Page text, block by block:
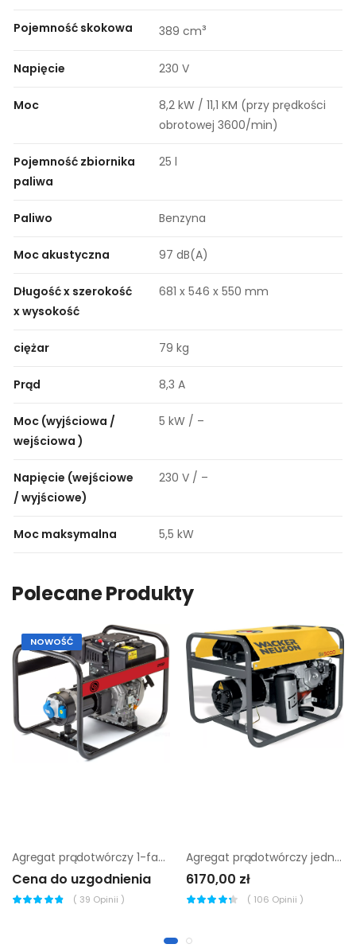
Pojemność skokowa 389 cm³
Napięcie 230 V
Moc
8,2 kW / 11,1 KM (przy prędkości
obrotowej 3600/min)
Pojemność zbiornika
paliwa
25 l
Paliwo Benzyna
Moc akustyczna 97 dB(A)
Długość x szerokość
x wysokość
681 x 546 x 550 mm
ciężar 79 kg
Prąd 8,3 A
Moc (wyjściowa /
wejściowa )
5 kW / –
Napięcie (wejściowe
/ wyjściowe)
230 V / –
Moc maksymalna 5,5 kW
Polecane Produkty
NOWOŚĆ
Agregat prądotwórczy 1-fazowy Chicago Pneumatic cppg 4P + el
Cena do uzgodnienia
( 39 Opinii )
Agregat prądotwórczy jednofazowy Wacker Neuson GV 5000A
6170,00 zł
( 106 Opinii )